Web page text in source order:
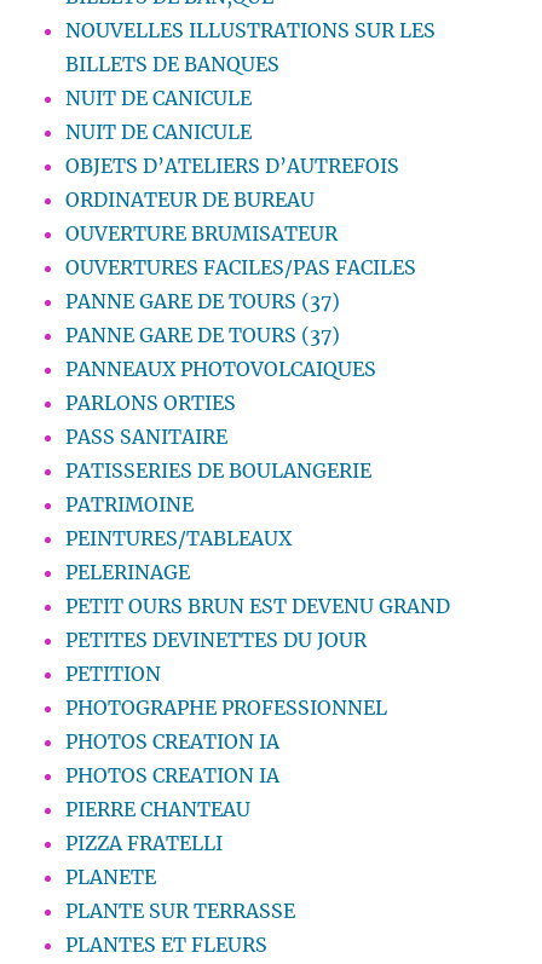
NOUVELLES ILLUSTRATIONS SUR LES
BILLETS DE BANQUES
NUIT DE CANICULE
NUIT DE CANICULE
OBJETS D’ATELIERS D’AUTREFOIS
ORDINATEUR DE BUREAU
OUVERTURE BRUMISATEUR
OUVERTURES FACILES/PAS FACILES
PANNE GARE DE TOURS (37)
PANNE GARE DE TOURS (37)
PANNEAUX PHOTOVOLCAIQUES
PARLONS ORTIES
PASS SANITAIRE
PATISSERIES DE BOULANGERIE
PATRIMOINE
PEINTURES/TABLEAUX
PELERINAGE
PETIT OURS BRUN EST DEVENU GRAND
PETITES DEVINETTES DU JOUR
PETITION
PHOTOGRAPHE PROFESSIONNEL
PHOTOS CREATION IA
PHOTOS CREATION IA
PIERRE CHANTEAU
PIZZA FRATELLI
PLANETE
PLANTE SUR TERRASSE
PLANTES ET FLEURS